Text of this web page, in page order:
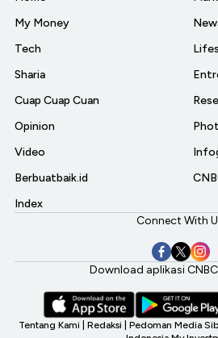
My Money
Tech
Sharia
Cuap Cuap Cuan
Opinion
Video
Berbuatbaik.id
Index
Connect With
Download aplikasi
Tentang Kami Redaksi Pedoman Media